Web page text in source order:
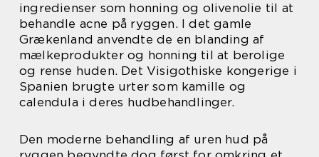
ingredienser som honning og olivenolie til at
behandle acne på ryggen. I det gamle
Grækenland anvendte de en blanding af
mælkeprodukter og honning til at berolige
og rense huden. Det Visigothiske kongerige i
Spanien brugte urter som kamille og
calendula i deres hudbehandlinger.
Den moderne behandling af uren hud på